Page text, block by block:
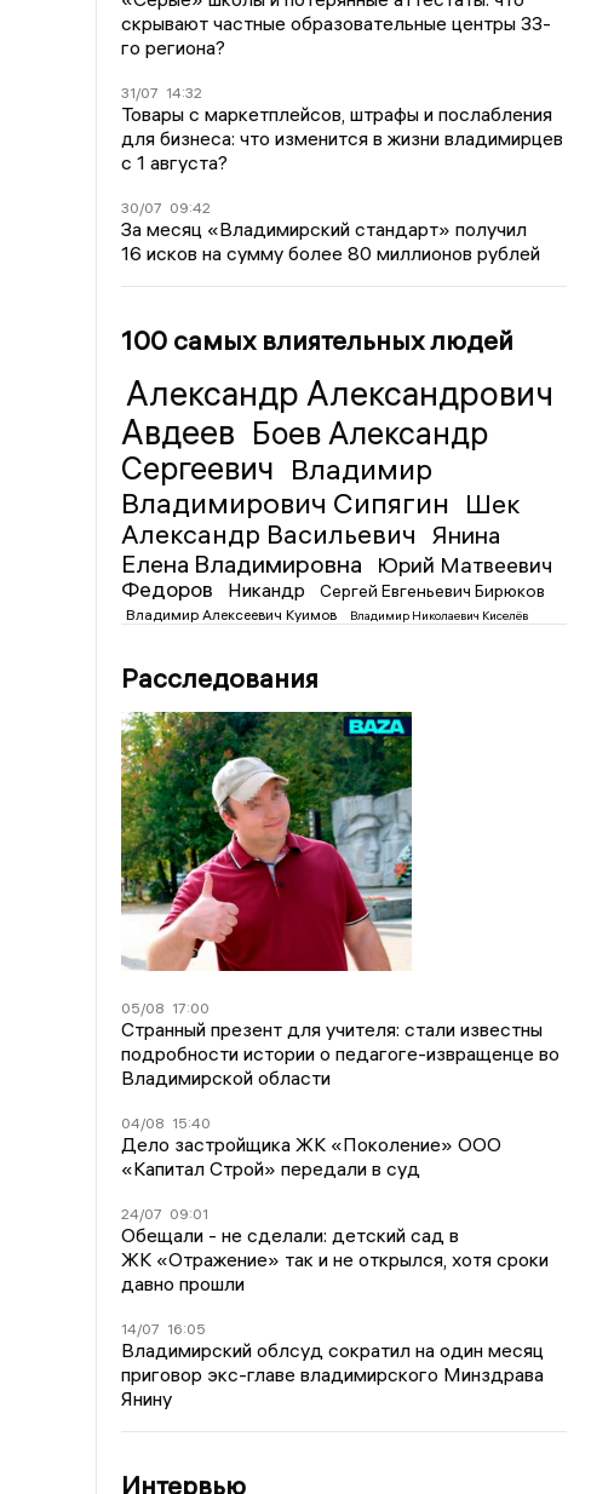
скрывают частные образовательные центры 33-
го региона?
31/07 14:32
Товары с маркетплейсов, штрафы и послабления
для бизнеса: что изменится в жизни владимирцев
с 1 августа?
30/07 09:42
За месяц «Владимирский стандарт» получил
16 исков на сумму более 80 миллионов рублей
100 самых влиятельных людей
Александр Александрович
Авдеев Боев Александр
Сергеевич Владимир
Владимирович Сипягин Шек
Александр Васильевич
Янина
Елена Владимировна
Юрий Матвеевич
Федоров
Никандр Сергей Евгеньевич Бирюков
Владимир Алексеевич Куимов Владимир Николаевич Киселёв
Расследования
05/08 17:00
Странный презент для учителя: стали известны
подробности истории о педагоге-извращенце во
Владимирской области
04/08 15:40
Дело застройщика ЖК «Поколение» ООО
«Капитал Строй» передали в суд
24/07 09:01
Обещали - не сделали: детский сад в
ЖК «Отражение» так и не открылся, хотя сроки
давно прошли
14/07 16:05
Владимирский облсуд сократил на один месяц
приговор экс-главе владимирского Минздрава
Янину
Интервью